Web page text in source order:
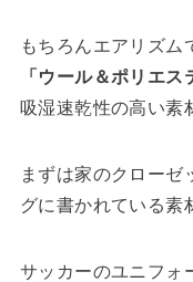
もちろんエアリズム
「ウール＆ポリエス
吸湿速乾性の高い素
まずは家のクローゼ
グに書かれている素
サッカーのユニフォ